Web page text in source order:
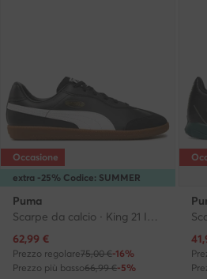
extra -25% Codice: SUMMER
Occasione
Puma
Scarpe da calcio · King 21 IT 106696 · Nero
Prezzo attuale
62,99 €
Prezzo regolare75,00 €-16%
Prezzo più basso66,99 €-5%